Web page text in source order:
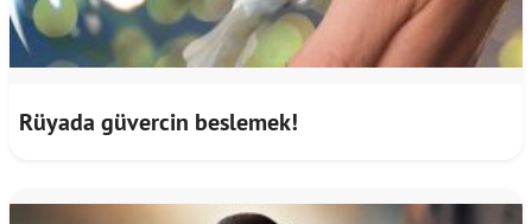
Rüyada güvercin beslemek!